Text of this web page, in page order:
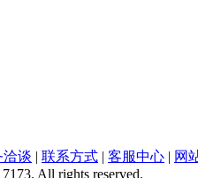
洽谈 | 联系方式 | 客服中心 | 网
All rights reserved.